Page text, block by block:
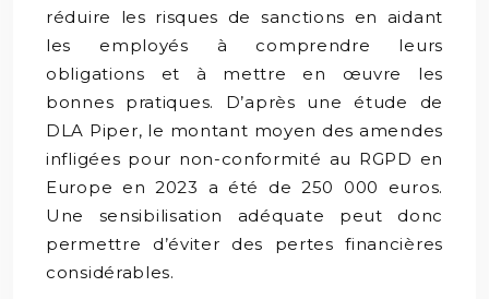
réduire les risques de sanctions en aidant
les employés à comprendre leurs
obligations et à mettre en œuvre les
bonnes pratiques. D’après une étude de
DLA Piper, le montant moyen des amendes
infligées pour non-conformité au RGPD en
Europe en 2023 a été de 250 000 euros.
Une sensibilisation adéquate peut donc
permettre d’éviter des pertes financières
considérables.